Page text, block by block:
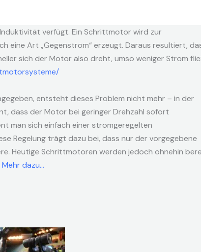
verfügt. Ein Schrittmotor wird zur
eine Art „Gegenstrom“ erzeugt. Daraus resultiert,
sich der Motor also dreht, umso weniger Strom
entsteht dieses Problem nicht mehr – in der
dass der Motor bei geringer Drehzahl sofort
man sich einfach einer stromgeregelten
Regelung trägt dazu bei, dass nur der vorgegebene
Heutige Schrittmotoren werden jedoch ohnehin
Mehr dazu…